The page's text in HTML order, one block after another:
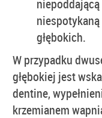
głębokich.
W przypadku
głębokiej jest
dentine,
krzemianem